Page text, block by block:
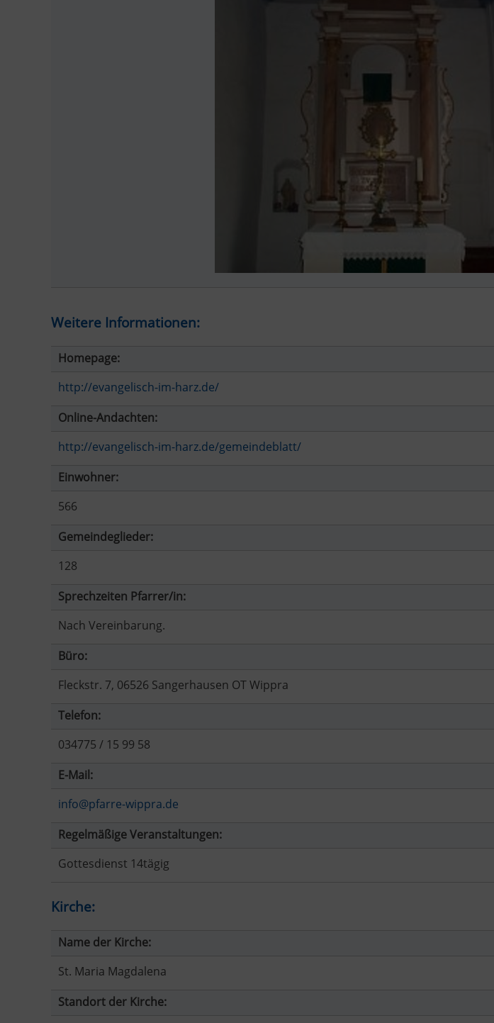
Weitere Informationen:
Homepage:
http://evangelisch-im-harz.de/
Online-Andachten:
http://evangelisch-im-harz.de/gemeindeblatt/
Einwohner:
566
Gemeindeglieder:
128
Sprechzeiten Pfarrer/in:
Nach Vereinbarung.
Büro:
Fleckstr. 7, 06526 Sangerhausen OT Wippra
Telefon:
034775 / 15 99 58
E-Mail:
info@pfarre-wippra.de
Regelmäßige Veranstaltungen:
Gottesdienst 14tägig
Kirche:
Name der Kirche:
St. Maria Magdalena
Standort der Kirche: